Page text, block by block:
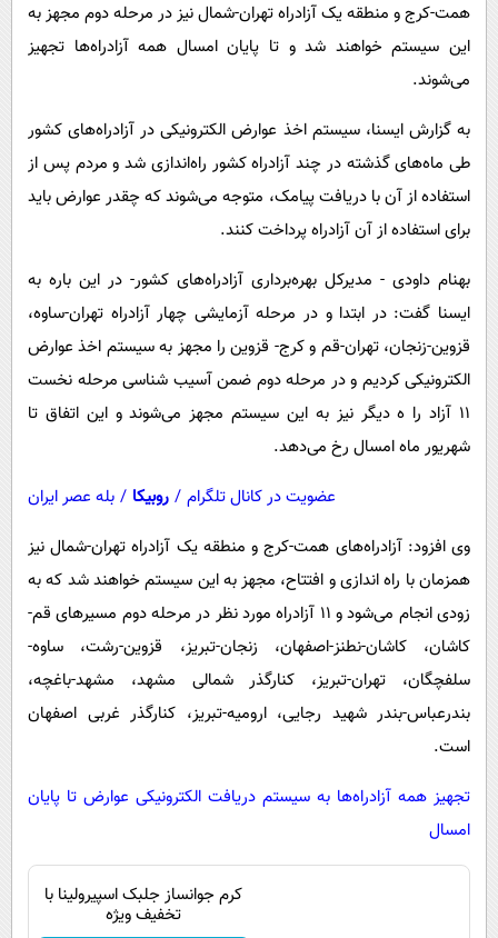
سرگرمی
فناوری
حوادث
سلامت
بین الملل
اجتماعی
حیات وحش
پیامک
روانشناسی
دانلود
همت-کرج و منطقه یک آزادراه تهران-شمال نیز در مرحله دوم مجهز به
این سیستم خواهند شد و تا پایان امسال همه آزادراه‌ها تجهیز
می‌شوند.
به گزارش ایسنا، سیستم اخذ عوارض الکترونیکی در آزادراه‌های کشور
طی ماه‌های گذشته در چند آزادراه کشور راه‌اندازی شد و مردم پس از
استفاده از آن با دریافت پیامک، متوجه می‌شوند که چقدر عوارض باید
برای استفاده از آن آزادراه پرداخت کنند.
بهنام داودی - مدیرکل بهره‌برداری آزادراه‌های کشور- در این باره به
ایسنا گفت: در ابتدا و در مرحله آزمایشی چهار آزادراه تهران-ساوه،
قزوین-زنجان، تهران-قم و کرج- قزوین را مجهز به سیستم اخذ عوارض
الکترونیکی کردیم و در مرحله دوم ضمن آسیب شناسی مرحله نخست
۱۱ آزاد را ه دیگر نیز به این سیستم مجهز می‌شوند و این اتفاق تا
شهریور ماه امسال رخ می‌دهد.
عضویت در کانال تلگرام / روبیکا / بله عصر ایران
وی افزود: آزادراه‌های همت-کرج و منطقه یک آزادراه تهران-شمال نیز
همزمان با راه اندازی و افتتاح، مجهز به این سیستم خواهند شد که به
زودی انجام می‌شود و ۱۱ آزادراه مورد نظر در مرحله دوم مسیرهای قم-
کاشان، کاشان-نطنز-اصفهان، زنجان-تبریز، قزوین-رشت، ساوه-
سلفچگان، تهران-تبریز، کنارگذر شمالی مشهد، مشهد-باغچه،
بندرعباس-بندر شهید رجایی، ارومیه-تبریز، کنارگذر غربی اصفهان
است.
تجهیز همه آزادراه‌ها به سیستم دریافت الکترونیکی عوارض تا پایان
امسال
کرم جوانساز جلبک اسپیرولینا با
تخفیف ویژه